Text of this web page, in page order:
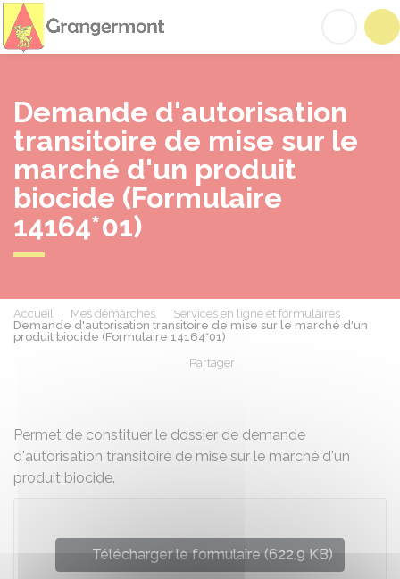
Demande d'autorisation
transitoire de mise sur le
marché d'un produit
biocide (Formulaire
14164*01)
Accueil Mes démarches
Services en ligne et formulaires
Demande d'autorisation transitoire de mise sur le marché d'un
produit biocide (Formulaire 14164*01)
Partager
Permet de constituer le dossier de demande
d'autorisation transitoire de mise sur le marché d'un
produit biocide.
Télécharger le formulaire (622.9 KB)